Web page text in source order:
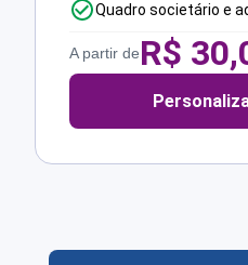
Quadro societário e
A partir deR$